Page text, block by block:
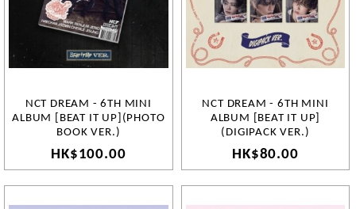
NCT DREAM - 6TH MINI
ALBUM [BEAT IT UP](PHOTO
BOOK VER.)
HK$100.00
NCT DREAM - 6TH MINI
ALBUM [BEAT IT UP]
(DIGIPACK VER.)
HK$80.00